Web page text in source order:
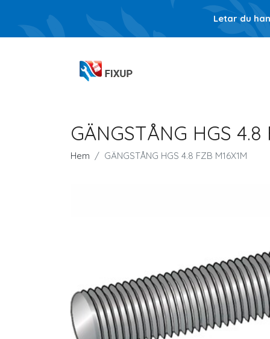
Letar du
GÄNGSTÅNG HGS 4.8
Hem GÄNGSTÅNG HGS 4.8 FZB M16X1M